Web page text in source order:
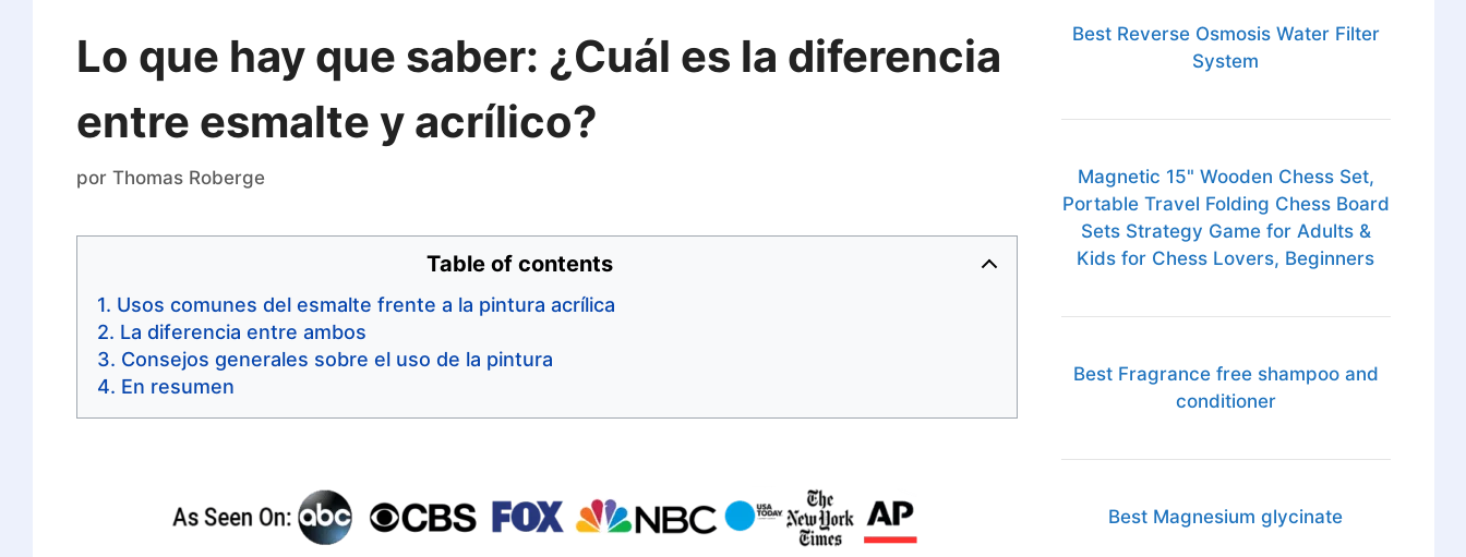
Lo que hay que saber: ¿Cuál es la diferencia
entre esmalte y acrílico?
por Thomas Roberge
Table of contents
Usos comunes del esmalte frente a la pintura acrílica
La diferencia entre ambos
Consejos generales sobre el uso de la pintura
En resumen
Best Reverse Osmosis Water Filter
System
Magnetic 15" Wooden Chess Set,
Portable Travel Folding Chess Board
Sets Strategy Game for Adults &
Kids for Chess Lovers, Beginners
Best Fragrance free shampoo and
conditioner
Best Magnesium glycinate